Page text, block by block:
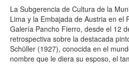
La Subgerencia de Cultura de la
Lima y la Embajada de Austria en el
Galería Pancho Fierro, desde el 12
retrospectiva sobre la destacada
Schüller (1927), conocida en el
nombre que le diera su esposo, el